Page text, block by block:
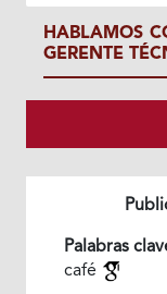
HABLAMOS
GERENTE
Palabras
café